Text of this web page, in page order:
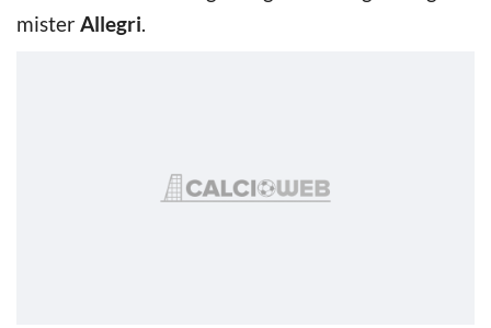
misterAllegri.